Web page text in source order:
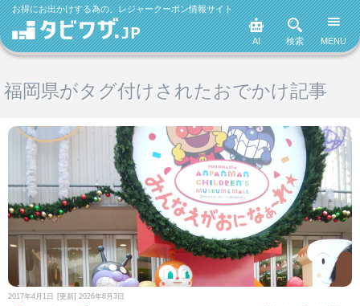
お得にお出かけする為の、レジャークーポン情報サイト
AI 検索 MENU
福岡県がタグ付けされたおでかけ記事
2017年4月1日 [更新] 2026年8月3日